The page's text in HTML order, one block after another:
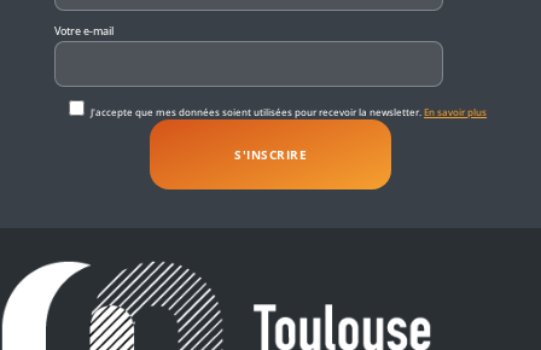
Votre e-mail
J'accepte que mes données soient utilisées pour recevoir la newsletter.En savoir plus